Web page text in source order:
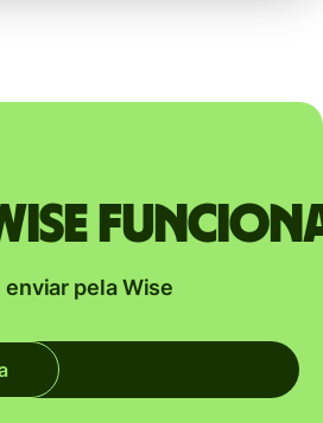
enviar pela Wise